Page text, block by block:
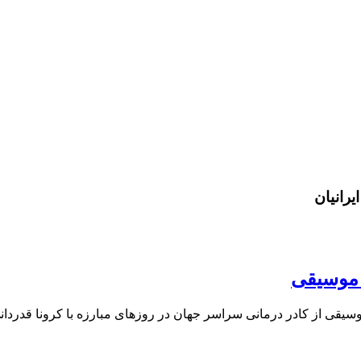
موسیقی
از کادر درمانی سراسر جهان در روزهای مبارزه با کرونا